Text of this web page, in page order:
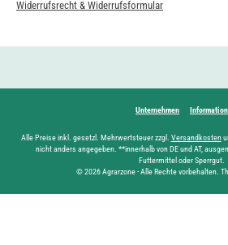
Widerrufsrecht & Widerrufsformular
Unternehmen Information
Alle Preise inkl. gesetzl. Mehrwertsteuer zzgl. Versandkosten
nicht anders angegeben. **innerhalb von DE und AT,
Futtermittel oder Sperrgut.
© 2026 Agrarzone - Alle Rechte vorbehalten.